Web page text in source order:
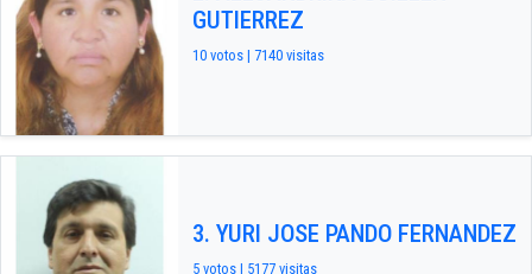
GUTIERREZ
10 votos | 7140 visitas
3. YURI JOSE PANDO FERNANDEZ
5 votos | 5177 visitas